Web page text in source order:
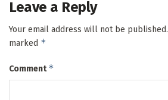
Leave a Reply
Your email address will not be published.
marked *
Comment*